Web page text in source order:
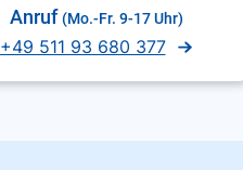
Anruf (Mo.-Fr. 9-17 Uhr)
+49 511 93 680 377